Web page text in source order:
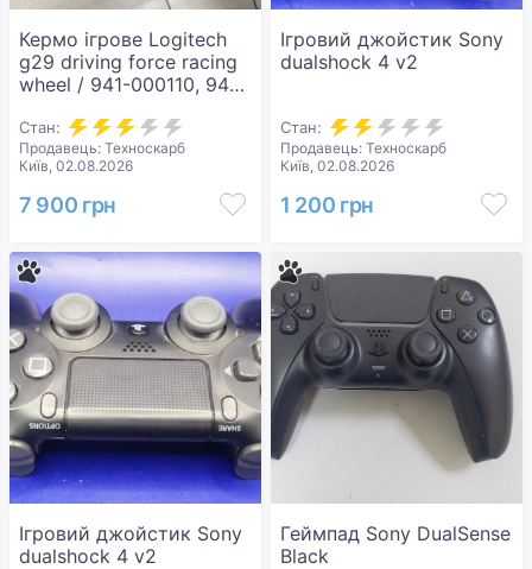
Кермо ігрове Logitech
g29 driving force racing
wheel / 941-000110, 941-
Стан:
Продавець: Техноскарб
Київ, 02.08.2026
7 900 грн
Ігровий джойстик Sony
dualshock 4 v2
Стан:
Продавець: Техноскарб
Київ, 02.08.2026
1 200 грн
Ігровий джойстик Sony
dualshock 4 v2
Геймпад Sony DualSense
Black